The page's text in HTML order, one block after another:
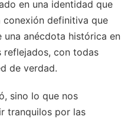
en una identidad que
conexión definitiva que
anécdota histórica en
reflejados, con todas
de verdad.
sino lo que nos
tranquilos por las